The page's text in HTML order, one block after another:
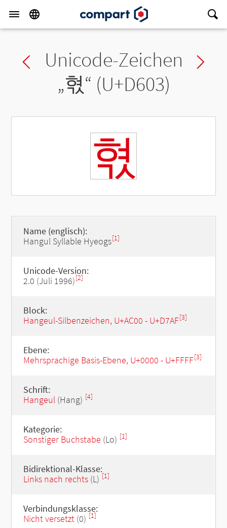
Previous char
Unicode-Zeichen
„혃“ (U+D603)
혃
Name (englisch):
Hangul Syllable Hyeogs[1]
Unicode-Version:
2.0 (Juli 1996)[2]
Block:
Hangeul-Silbenzeichen, U+AC00 - U+D7AF[3]
Ebene:
Mehrsprachige Basis-Ebene, U+0000 - U+FFFF[3]
Schrift:
Hangeul(Hang) [4]
Kategorie:
Sonstiger Buchstabe (Lo) [1]
Bidirektional-Klasse:
Links nach rechts(L) [1]
Verbindungsklasse:
Nicht versetzt(0) [1]